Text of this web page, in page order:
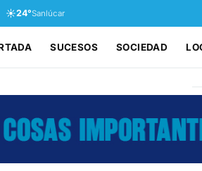
☀️24°Sanlúcar
SUCESOS SOCIEDAD